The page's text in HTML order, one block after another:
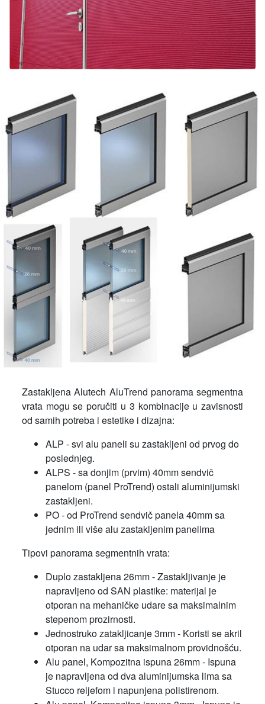
Zastakljena Alutech AluTrend panorama segmentna
vrata mogu se poručiti u 3 kombinacije u zavisnosti
od samih potreba i estetike i dizajna:
ALP - svi alu paneli su zastakljeni od prvog do
poslednjeg.
ALPS - sa donjim (prvim) 40mm sendvič
panelom (panel ProTrend) ostali aluminijumski
zastakljeni.
PO - od ProTrend sendvič panela 40mm sa
jednim ili više alu zastakljenim panelima
Tipovi panorama segmentnih vrata:
Duplo zastakljena 26mm - Zastakljivanje je
napravljeno od SAN plastike: materijal je
otporan na mehaničke udare sa maksimalnim
stepenom prozirnosti.
Jednostruko zatakljicanje 3mm - Koristi se akril
otporan na udar sa maksimalnom providnošću.
Alu panel, Kompozitna ispuna 26mm - Ispuna
je napravljena od dva aluminijumska lima sa
Stucco reljefom i napunjena polistirenom.